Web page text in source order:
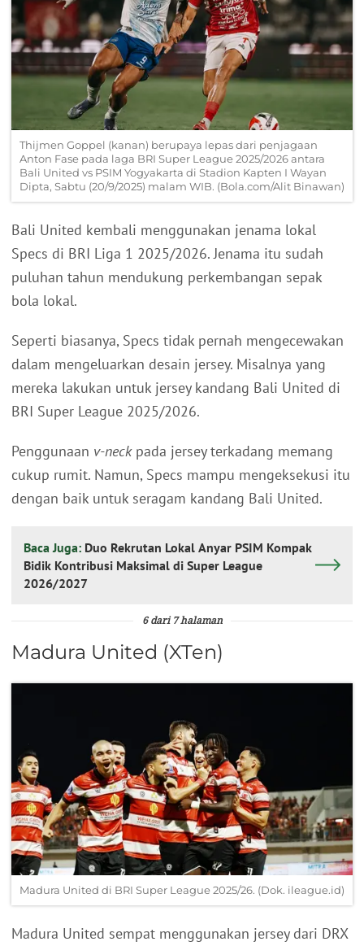
Thijmen Goppel (kanan) berupaya lepas dari penjagaan
Anton Fase pada laga BRI Super League 2025/2026 antara
Bali United vs PSIM Yogyakarta di Stadion Kapten I Wayan
Dipta, Sabtu (20/9/2025) malam WIB. (Bola.com/Alit Binawan)
Bali United kembali menggunakan jenama lokal
Specs di BRI Liga 1 2025/2026. Jenama itu sudah
puluhan tahun mendukung perkembangan sepak
bola lokal.
Seperti biasanya, Specs tidak pernah mengecewakan
dalam mengeluarkan desain jersey. Misalnya yang
mereka lakukan untuk jersey kandang Bali United di
BRI Super League 2025/2026.
Penggunaan v-neckpada jersey terkadang memang
cukup rumit. Namun, Specs mampu mengeksekusi itu
dengan baik untuk seragam kandang Bali United.
Baca Juga: Duo Rekrutan Lokal Anyar PSIM Kompak
Bidik Kontribusi Maksimal di Super League
2026/2027
6 dari 7 halaman
Madura United (XTen)
Madura United di BRI Super League 2025/26. (Dok. ileague.id)
Madura United sempat menggunakan jersey dari DRX